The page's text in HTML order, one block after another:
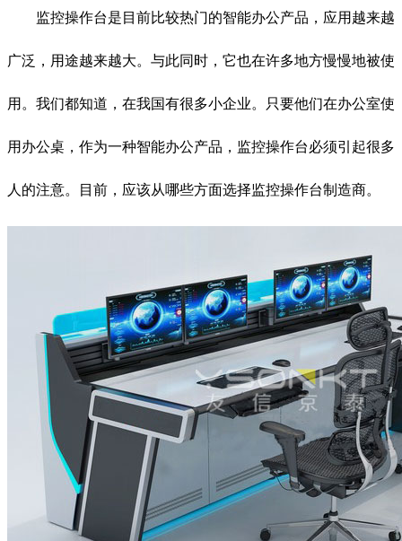
监控操作台是目前比较热门的智能办公产品，应用越来越
广泛，用途越来越大。与此同时，它也在许多地方慢慢地被使
用。我们都知道，在我国有很多小企业。只要他们在办公室使
用办公桌，作为一种智能办公产品，监控操作台必须引起很多
人的注意。目前，应该从哪些方面选择监控操作台制造商。